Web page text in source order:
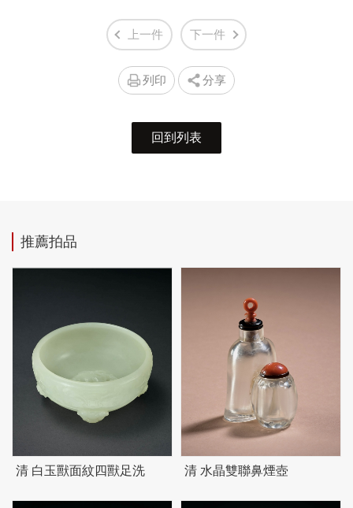
上一件 下一件
列印 分享
回到列表
推薦拍品
清 白玉獸面紋四獸足洗 清 水晶雙聯鼻煙壺